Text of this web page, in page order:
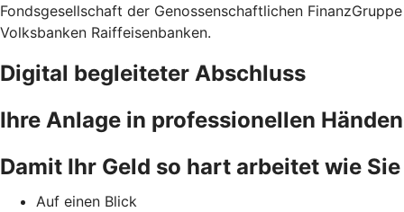
Fondsgesellschaft der Genossenschaftlichen FinanzGruppe
Volksbanken Raiffeisenbanken.
Digital begleiteter Abschluss
Ihre Anlage in professionellen Händen
Damit Ihr Geld so hart arbeitet wie Sie
Auf einen Blick